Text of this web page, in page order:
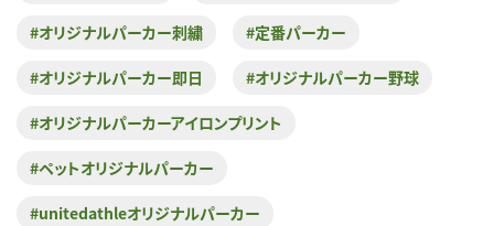
#オリジナルパーカー刺繍 #定番パーカー
#オリジナルパーカー即日 #オリジナルパーカー野球
#オリジナルパーカーアイロンプリント
#ペットオリジナルパーカー
#unitedathleオリジナルパーカー